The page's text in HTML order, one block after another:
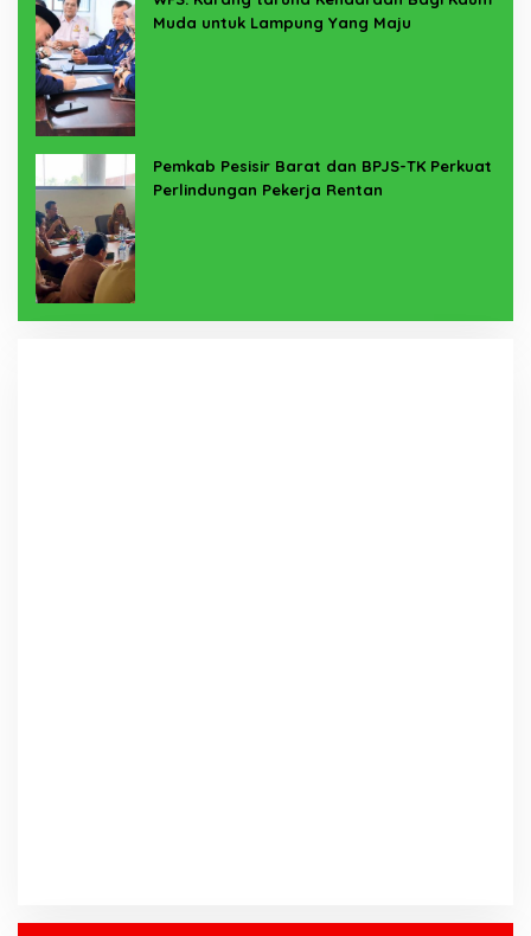
Muda untuk Lampung Yang Maju
Pemkab Pesisir Barat dan BPJS-TK Perkuat
Perlindungan Pekerja Rentan